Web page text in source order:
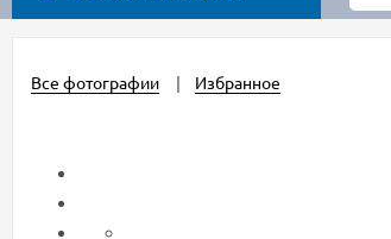
Все фотографии Избранное